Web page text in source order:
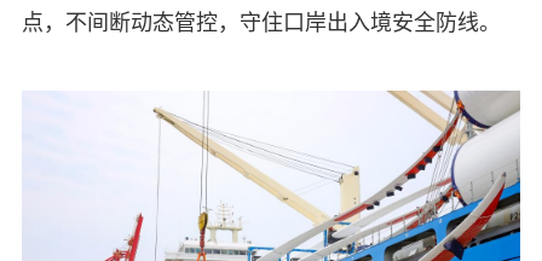
点，不间断动态管控，守住口岸出入境安全防线。